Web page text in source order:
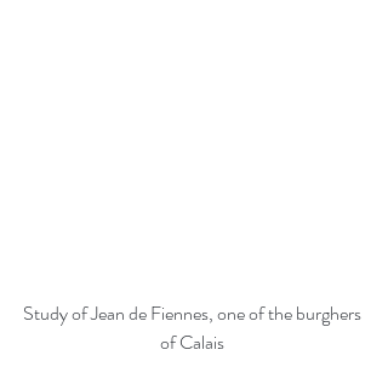
Study of Jean de Fiennes, one of the burghers
of Calais